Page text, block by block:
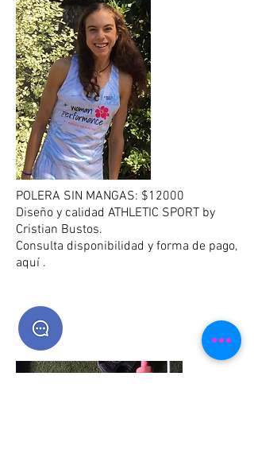
POLERA SIN MANGAS: $12000
Diseño y calidad ATHLETIC SPORT by
Cristian Bustos.
Consulta disponibilidad y forma de pago,
aquí .